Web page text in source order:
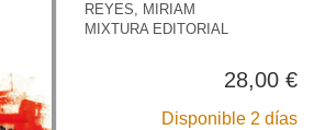
REYES, MIRIAM
MIXTURA EDITORIAL
28,00 €
Disponible 2 días